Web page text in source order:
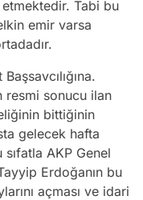
etmektedir. Tabi bu
emir varsa
resmi sonucu ilan
bittiğinin
gelecek hafta
AKP Genel
Erdoğanın bu
açması ve idari